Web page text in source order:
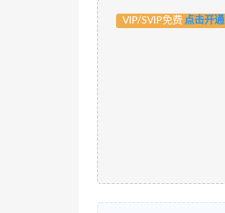
VIP/SVIP免费 点击开通